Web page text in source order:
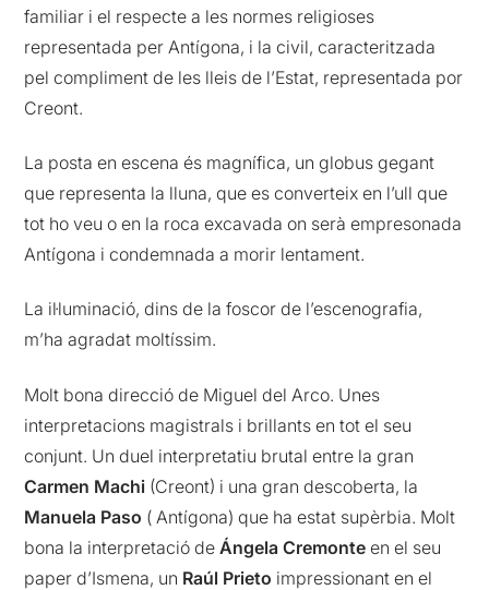
familiar i el respecte a les normes religioses
representada per Antígona, i la civil, caracteritzada
pel compliment de les lleis de l’Estat, representada por
Creont.
La posta en escena és magnífica, un globus gegant
que representa la lluna, que es converteix en l’ull que
tot ho veu o en la roca excavada on serà empresonada
Antígona i condemnada a morir lentament.
La il·luminació, dins de la foscor de l’escenografia,
m’ha agradat moltíssim.
Molt bona direcció de Miguel del Arco. Unes
interpretacions magistrals i brillants en tot el seu
conjunt. Un duel interpretatiu brutal entre la gran
Carmen Machi (Creont) i una gran descoberta, la
Manuela Paso ( Antígona) que ha estat supèrbia. Molt
bona la interpretació deÁngela Cremonte en el seu
paper d’Ismena, un Raúl Prieto impressionant en el